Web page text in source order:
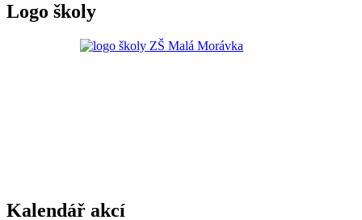
Logo školy
Kalendář akcí